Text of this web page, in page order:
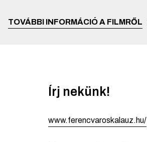
TOVÁBBI INFORMÁCIÓ A FILMRŐL
Írj nekünk!
www.ferencvaroskalauz.hu/